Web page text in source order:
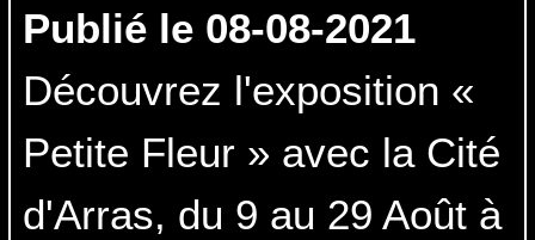
Publié le 08-08-2021
Découvrez l'exposition «
Petite Fleur » avec la Cité
d'Arras, du 9 au 29 Août à